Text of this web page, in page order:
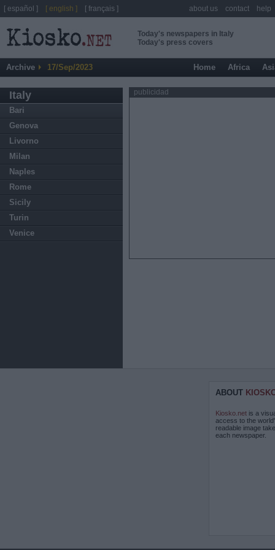
Today's newspapers in Italy
Today's press covers
Archive 17/Sep/2023 Home Africa
Italy
Bari
Genova
Livorno
Milan
Naples
Rome
Sicily
Turin
Venice
publicidad
ABOUT
Kiosko.net is a
access to the
readable image
each newspaper.
[ español ] [ english ] [ français ] about us contact help